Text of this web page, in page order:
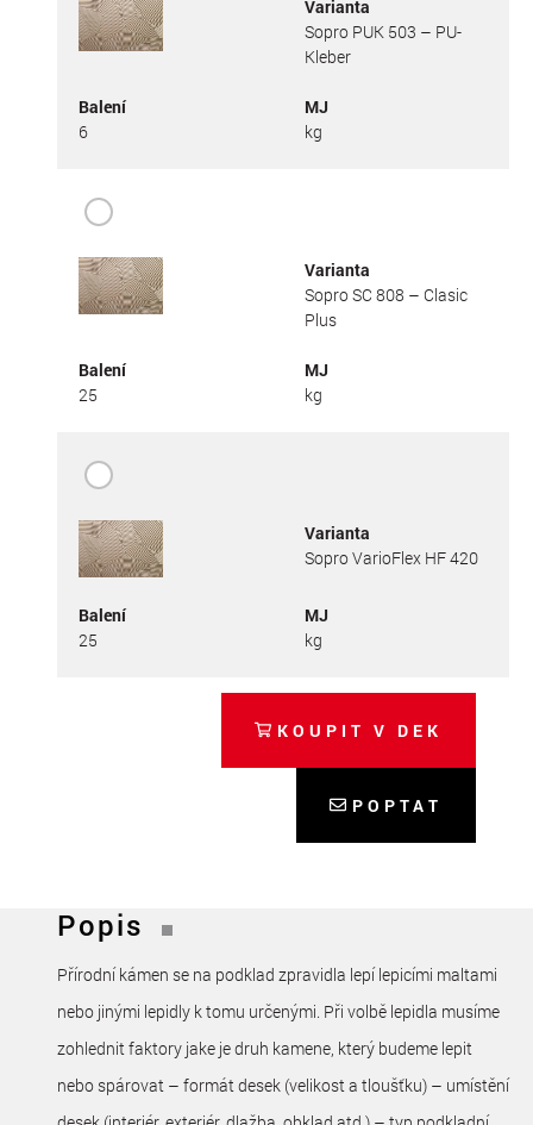
Varianta
Sopro PUK 503 – PU-
Kleber
Balení
6
MJ
kg
Varianta
Sopro SC 808 – Clasic
Plus
Balení
25
MJ
kg
Varianta
Sopro VarioFlex HF 420
Balení
25
MJ
kg
KOUPIT V DEK
POPTAT
Popis
Přírodní kámen se na podklad zpravidla lepí lepicími maltami
nebo jinými lepidly k tomu určenými. Při volbě lepidla musíme
zohlednit faktory jake je druh kamene, který budeme lepit
nebo spárovat – formát desek (velikost a tloušťku) – umístění